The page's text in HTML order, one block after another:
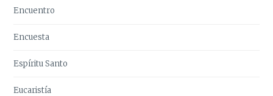
Encuentro
Encuesta
Espíritu Santo
Eucaristía